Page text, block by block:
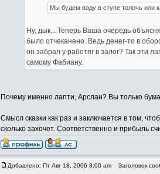
Мы будем воду в ступе толочь или
Ну, дык... Теперь Ваша очередь
было отчеканено. Ведь денег-то в
он забрал у работяг в залог? Так эти
самому Фабиану.
Почему именно лапти, Арслан? Вы только
Смысл сказки как раз и заключается в том,
сколько захочет. Соответственно и прибыль
Добавлено: Пт Авг 18, 2006 8:00 am Заголовок